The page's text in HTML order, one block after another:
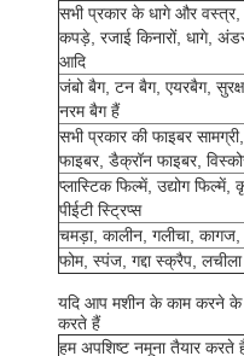
सभी प्रकार के धागे और वस्त्र,
कपड़े, रजाई किनारों, धागे,
आदि
जंबो बैग, टन बैग, एयरबैग,
नरम बैग हैं
सभी प्रकार की फाइबर
फाइबर, डैक्रॉन फाइबर,
प्लास्टिक फिल्में, उद्योग फिल्में,
पीईटी स्ट्रिप्स
चमड़ा, कालीन, गलीचा, कागज,
फोम, स्पंज, गद्दा स्क्रैप,
यदि आप मशीन के काम करने के
करते हैं
हम अपशिष्ट नमूना तैयार